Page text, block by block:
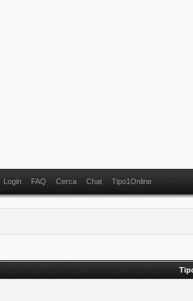
Login FAQ Cerca Chat Tipo1Online